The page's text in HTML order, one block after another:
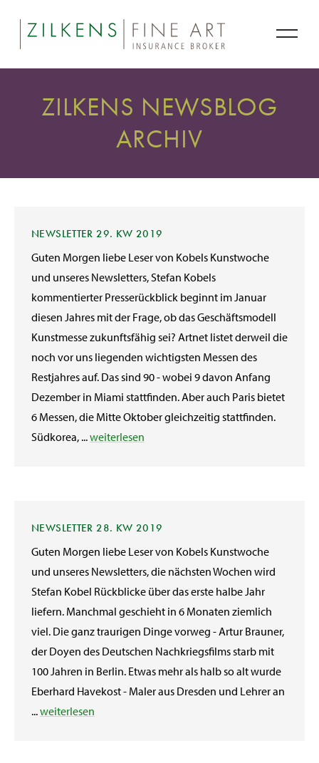
ZILKENS NEWSBLOG
ARCHIV
NEWSLETTER 29. KW 2019
Guten Morgen liebe Leser von Kobels Kunstwoche
und unseres Newsletters, Stefan Kobels
kommentierter Presserückblick beginnt im Januar
diesen Jahres mit der Frage, ob das Geschäftsmodell
Kunstmesse zukunftsfähig sei? Artnet listet derweil die
noch vor uns liegenden wichtigsten Messen des
Restjahres auf. Das sind 90 - wobei 9 davon Anfang
Dezember in Miami stattfinden. Aber auch Paris bietet
6 Messen, die Mitte Oktober gleichzeitig stattfinden.
Südkorea, ...weiterlesen
NEWSLETTER 28. KW 2019
Guten Morgen liebe Leser von Kobels Kunstwoche
und unseres Newsletters, die nächsten Wochen wird
Stefan Kobel Rückblicke über das erste halbe Jahr
liefern. Manchmal geschieht in 6 Monaten ziemlich
viel. Die ganz traurigen Dinge vorweg - Artur Brauner,
der Doyen des Deutschen Nachkriegsfilms starb mit
100 Jahren in Berlin. Etwas mehr als halb so alt wurde
Eberhard Havekost - Maler aus Dresden und Lehrer an
...weiterlesen